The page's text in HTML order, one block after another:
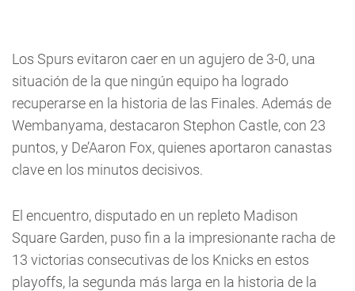
Los Spurs evitaron caer en un agujero de 3-0, una
situación de la que ningún equipo ha logrado
recuperarse en la historia de las Finales. Además de
Wembanyama, destacaron Stephon Castle, con 23
puntos, y De’Aaron Fox, quienes aportaron canastas
clave en los minutos decisivos.
El encuentro, disputado en un repleto Madison
Square Garden, puso fin a la impresionante racha de
13 victorias consecutivas de los Knicks en estos
playoffs, la segunda más larga en la historia de la